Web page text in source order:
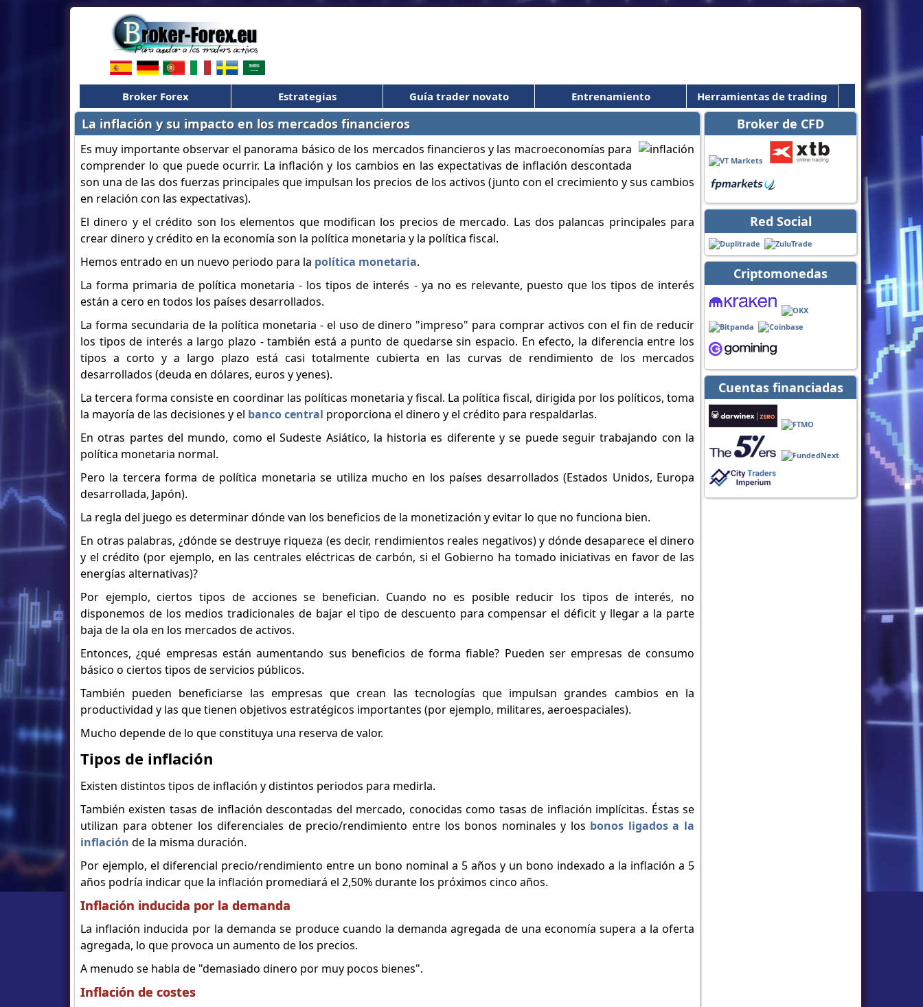
Broker Forex Estrategias Guía trader novato Entrenamiento Herramientas de trading
Broker de CFD
Red Social
Criptomonedas
Cuentas financiadas
La inflación y su impacto en los mercados financieros
Es muy importante observar el panorama básico de los mercados financieros y las macroeconomías para
comprender lo que puede ocurrir. La inflación y los cambios en las expectativas de inflación descontada
son una de las dos fuerzas principales que impulsan los precios de los activos (junto con el crecimiento y sus cambios
en relación con las expectativas).
El dinero y el crédito son los elementos que modifican los precios de mercado. Las dos palancas principales para
crear dinero y crédito en la economía son la política monetaria y la política fiscal.
Hemos entrado en un nuevo periodo para la política monetaria.
La forma primaria de política monetaria - los tipos de interés - ya no es relevante, puesto que los tipos de interés
están a cero en todos los países desarrollados.
La forma secundaria de la política monetaria - el uso de dinero "impreso" para comprar activos con el fin de reducir
los tipos de interés a largo plazo - también está a punto de quedarse sin espacio. En efecto, la diferencia entre los
tipos a corto y a largo plazo está casi totalmente cubierta en las curvas de rendimiento de los mercados
desarrollados (deuda en dólares, euros y yenes).
La tercera forma consiste en coordinar las políticas monetaria y fiscal. La política fiscal, dirigida por los políticos, toma
la mayoría de las decisiones y el banco central proporciona el dinero y el crédito para respaldarlas.
En otras partes del mundo, como el Sudeste Asiático, la historia es diferente y se puede seguir trabajando con la
política monetaria normal.
Pero la tercera forma de política monetaria se utiliza mucho en los países desarrollados (Estados Unidos, Europa
desarrollada, Japón).
La regla del juego es determinar dónde van los beneficios de la monetización y evitar lo que no funciona bien.
En otras palabras, ¿dónde se destruye riqueza (es decir, rendimientos reales negativos) y dónde desaparece el dinero
y el crédito (por ejemplo, en las centrales eléctricas de carbón, si el Gobierno ha tomado iniciativas en favor de las
energías alternativas)?
Por ejemplo, ciertos tipos de acciones se benefician. Cuando no es posible reducir los tipos de interés, no
disponemos de los medios tradicionales de bajar el tipo de descuento para compensar el déficit y llegar a la parte
baja de la ola en los mercados de activos.
Entonces, ¿qué empresas están aumentando sus beneficios de forma fiable? Pueden ser empresas de consumo
básico o ciertos tipos de servicios públicos.
También pueden beneficiarse las empresas que crean las tecnologías que impulsan grandes cambios en la
productividad y las que tienen objetivos estratégicos importantes (por ejemplo, militares, aeroespaciales).
Mucho depende de lo que constituya una reserva de valor.
Tipos de inflación
Existen distintos tipos de inflación y distintos periodos para medirla.
También existen tasas de inflación descontadas del mercado, conocidas como tasas de inflación implícitas. Éstas se
utilizan para obtener los diferenciales de precio/rendimiento entre los bonos nominales y los bonos ligados a la
inflación de la misma duración.
Por ejemplo, el diferencial precio/rendimiento entre un bono nominal a 5 años y un bono indexado a la inflación a 5
años podría indicar que la inflación promediará el 2,50% durante los próximos cinco años.
Inflación inducida por la demanda
La inflación inducida por la demanda se produce cuando la demanda agregada de una economía supera a la oferta
agregada, lo que provoca un aumento de los precios.
A menudo se habla de "demasiado dinero por muy pocos bienes".
Inflación de costes